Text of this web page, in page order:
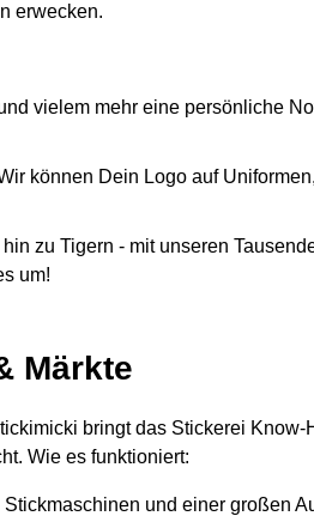
erwecken.
vielem mehr eine persönliche
können Dein Logo auf
zu Tigern - mit unseren
um!
Märkte
bringt das Stickerei
Wie es funktioniert:
und einer großen